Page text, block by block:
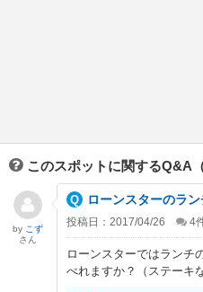
このスポットに関するQ&A（
ローンスターのラン
投稿日：2017/04/26 4
ローンスターではランチ
べれますか？（ステーキ
by こず
さん